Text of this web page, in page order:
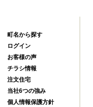
町名から探す
ログイン
お客様の声
チラシ情報
注文住宅
当社6つの強み
個人情報保護方針